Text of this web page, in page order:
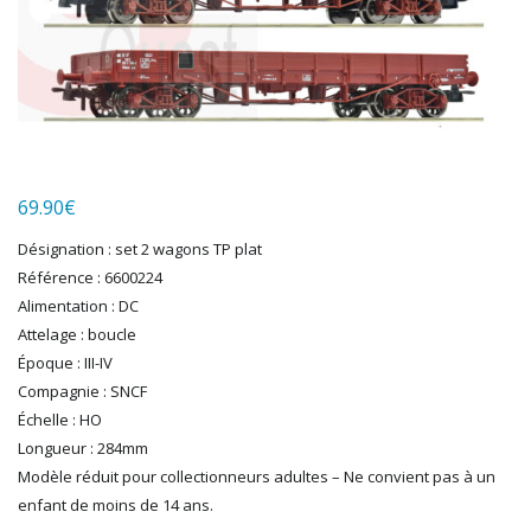
HERKAT
HUMBROL
ITALERI
JOUEF
KOLIBRI
MAKETTE
MARLKIN
MKD
NOREV
NOVATEUR MODELES
PECO
PG mini
PIKO
PN SUD MODELISME
PREISER
PRINCE AUGUST
69.90€
Désignation : set 2 wagons TP plat
Référence : 6600224
Alimentation : DC
Attelage : boucle
Époque : III-IV
Compagnie : SNCF
Échelle : HO
Longueur : 284mm
Modèle réduit pour collectionneurs adultes – Ne convient pas à un
enfant de moins de 14 ans.